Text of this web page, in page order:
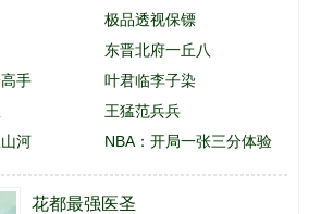
极品透视保镖
东晋北府一丘八
手
叶君临李子染
王猛范兵兵
河
NBA：开局一张三分体验
卡
花都最强医圣